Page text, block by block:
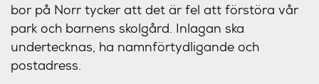
bor på Norr tycker att det är fel att förstöra vår
park och barnens skolgård. Inlagan ska
undertecknas, ha namnförtydligande och
postadress.